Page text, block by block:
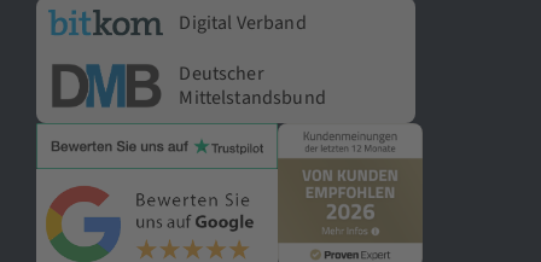
Digital Verband
Deutscher
Mittelstandsbund